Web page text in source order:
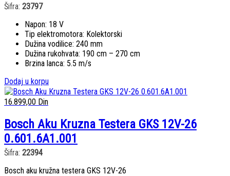
Šifra: 23797
Napon: 18 V
Tip elektromotora: Kolektorski
Dužina vodilice: 240 mm
Dužina rukohvata: 190 cm – 270 cm
Brzina lanca: 5.5 m/s
Dodaj u korpu
16.899,00 Din
Bosch Aku Kruzna Testera GKS 12V-26
0.601.6A1.001
Šifra: 22394
Bosch aku kružna testera GKS 12V-26